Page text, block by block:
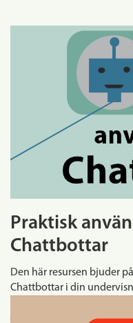
Praktisk
Chattbottar
Den här resursen bjuder
Chattbottar i din